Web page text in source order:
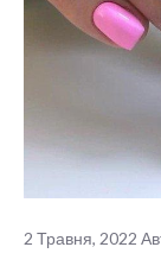
2 Травня, 2022